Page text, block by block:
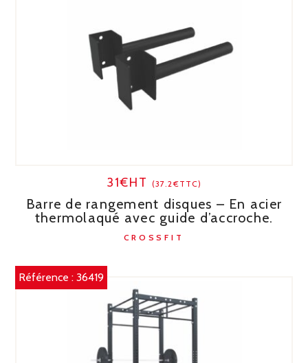
31€HT (37.2€TTC)
Barre de rangement disques – En acier
thermolaqué avec guide d’accroche.
CROSSFIT
Référence :36419